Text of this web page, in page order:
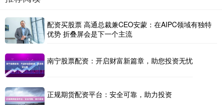
配资买股票 高通总裁兼CEO安蒙：在AIPC领域有独特
优势 折叠屏会是下一个主流
南宁股票配资：开启财富新篇章，助您投资无忧
正规期货配资平台：安全可靠，助力投资